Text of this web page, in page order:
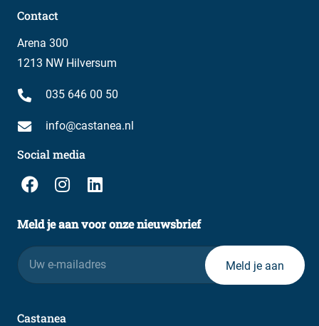
Contact
Arena 300
1213 NW Hilversum
035 646 00 50
info@castanea.nl
Social media
Meld je aan voor onze nieuwsbrief
E-
mailadres
Castanea